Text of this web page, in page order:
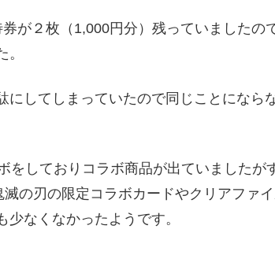
が２枚（1,000円分）残っていましたの
にしてしまっていたので同じことになら
しておりコラボ商品が出ていましたが
の刃の限定コラボカードやクリアファイ
なくなかったようです。